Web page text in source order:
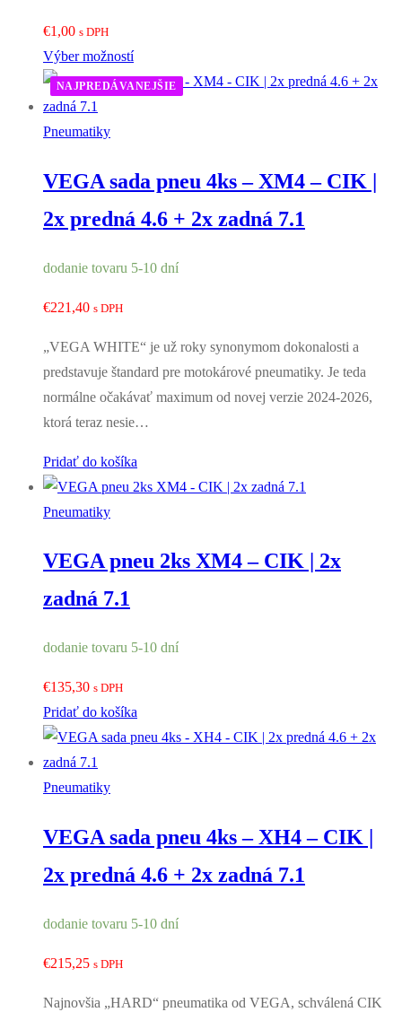
€1,00 s DPH
Výber možností
Pneumatiky
NAJPREDÁVANEJŠIE
VEGA sada pneu 4ks – XM4 – CIK |
2x predná 4.6 + 2x zadná 7.1
dodanie tovaru 5-10 dní
€221,40 s DPH
„VEGA WHITE“ je už roky synonymom dokonalosti a
predstavuje štandard pre motokárové pneumatiky. Je teda
normálne očakávať maximum od novej verzie 2024-2026,
ktorá teraz nesie…
Pridať do košíka
Pneumatiky
VEGA pneu 2ks XM4 – CIK | 2x
zadná 7.1
dodanie tovaru 5-10 dní
€135,30 s DPH
Pridať do košíka
Pneumatiky
VEGA sada pneu 4ks – XH4 – CIK |
2x predná 4.6 + 2x zadná 7.1
dodanie tovaru 5-10 dní
€215,25 s DPH
Najnovšia „HARD“ pneumatika od VEGA, schválená CIK